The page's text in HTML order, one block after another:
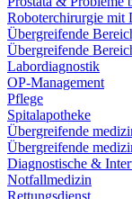
Roboterchirurgie
Übergreifende
Übergreifende
Labordiagnostik
OP-Management
Pflege
Spitalapotheke
Übergreifende
Übergreifende
Diagnostische &
Notfallmedizin